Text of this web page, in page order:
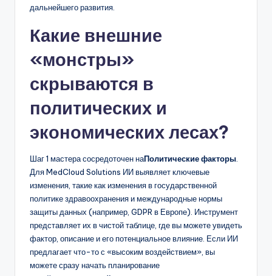
дальнейшего развития.
Какие внешние
«монстры»
скрываются в
политических и
экономических лесах?
Шаг 1 мастера сосредоточен наПолитические факторы.
Для MedCloud Solutions ИИ выявляет ключевые
изменения, такие как изменения в государственной
политике здравоохранения и международные нормы
защиты данных (например, GDPR в Европе). Инструмент
представляет их в чистой таблице, где вы можете увидеть
фактор, описание и его потенциальное влияние. Если ИИ
предлагает что-то с «высоким воздействием», вы
можете сразу начать планирование